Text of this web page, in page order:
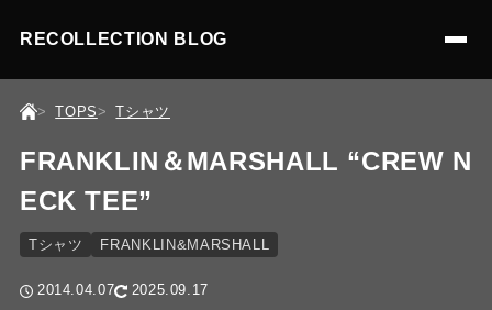
RECOLLECTION BLOG
TOPS Tシャツ
FRANKLIN＆MARSHALL “CREW N
ECK TEE”
Tシャツ FRANKLIN&MARSHALL
2014.04.07 2025.09.17